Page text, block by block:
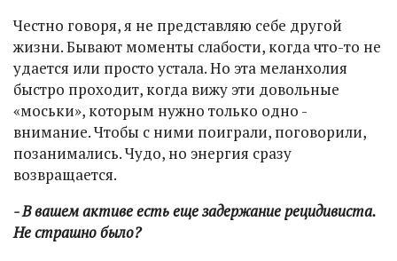
Честно говоря, я не представляю себе другой
жизни. Бывают моменты слабости, когда что-то не
удается или просто устала. Но эта меланхолия
быстро проходит, когда вижу эти довольные
«моськи», которым нужно только одно -
внимание. Чтобы с ними поиграли, поговорили,
позанимались. Чудо, но энергия сразу
возвращается.
- В вашем активе есть еще задержание рецидивиста.
Не страшно было?